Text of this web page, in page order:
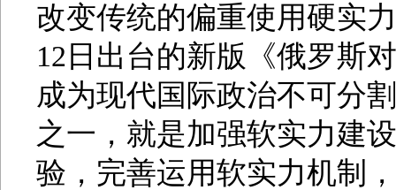
改变传统的偏重使用硬实
12日出台的新版《俄罗斯
成为现代国际政治不可分
之一，就是加强软实力建
验，完善运用软实力机制